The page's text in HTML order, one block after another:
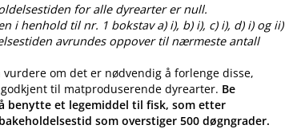
for alle dyrearter er null.
i henhold til nr. 1 bokstav a) i), b) i), c) i), d) i) og ii)
avrundes oppover til nærmeste antall
om det er nødvendig å forlenge disse,
til matproduserende dyrearter. Be
benytte et legemiddel til fisk, som etter
som overstiger 500 døgngrader.